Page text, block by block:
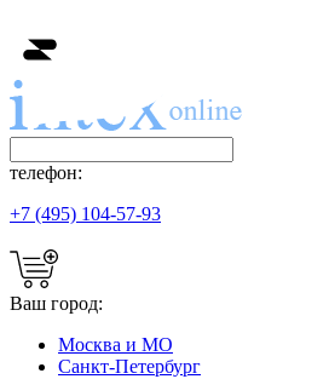
телефон:
+7 (495) 104-57-93
Ваш город:
Москва и МО
Санкт-Петербург